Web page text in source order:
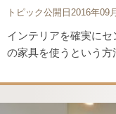
トピック公開日2016年09
インテリアを確実に
の家具を使うという